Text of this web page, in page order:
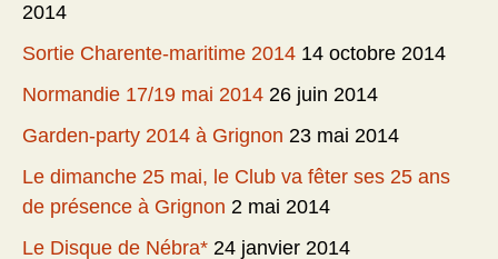
2014
Sortie Charente-maritime 2014 14 octobre 2014
Normandie 17/19 mai 2014 26 juin 2014
Garden-party 2014 à Grignon 23 mai 2014
Le dimanche 25 mai, le Club va fêter ses 25 ans
de présence à Grignon 2 mai 2014
Le Disque de Nébra* 24 janvier 2014